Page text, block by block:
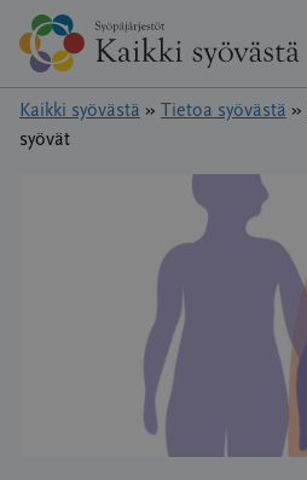
Hyppää
sisältöön
Kaikki syövästä » Tietoa syövästä »
syövät